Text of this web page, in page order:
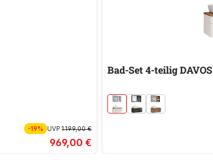
-19% UVP1.199,00 €
969,00 €
Bad-Set 4-teilig DAVOS